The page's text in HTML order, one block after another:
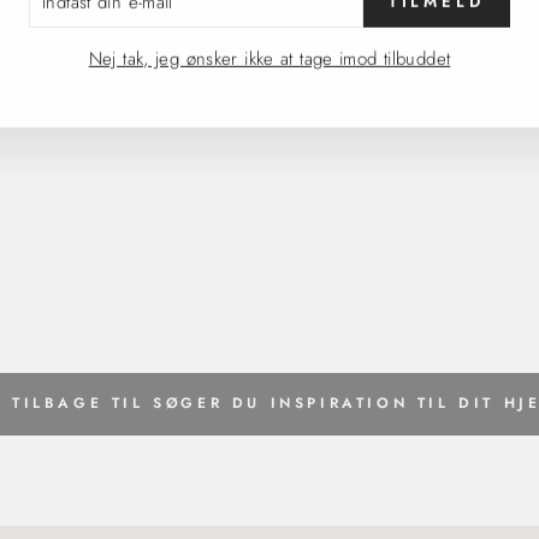
TILBAGE TIL SØGER DU INSPIRATION TIL DIT
Nej tak, jeg ønsker ikke at tage imod tilbuddet